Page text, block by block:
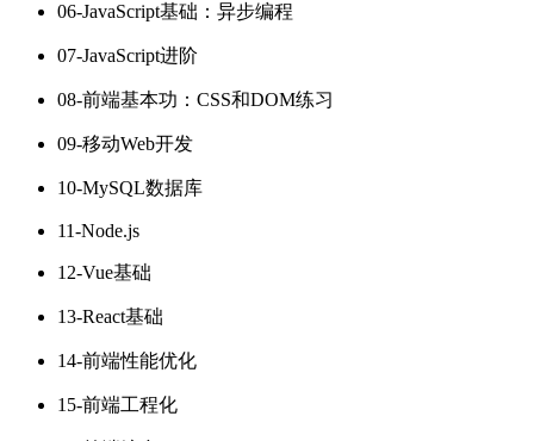
06-JavaScript基础：异步编程
07-JavaScript进阶
08-前端基本功：CSS和DOM练习
09-移动Web开发
10-MySQL数据库
11-Node.js
12-Vue基础
13-React基础
14-前端性能优化
15-前端工程化